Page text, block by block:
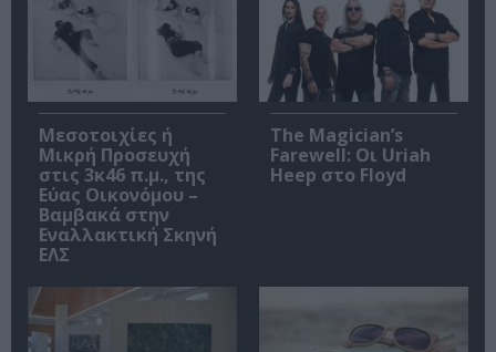
Μεσοτοιχίες ή
Μικρή Προσευχή
στις 3κ46 π.μ., της
Εύας Οικονόμου –
Βαμβακά στην
Εναλλακτική Σκηνή
ΕΛΣ
The Magician’s
Farewell: Οι Uriah
Heep στο Floyd